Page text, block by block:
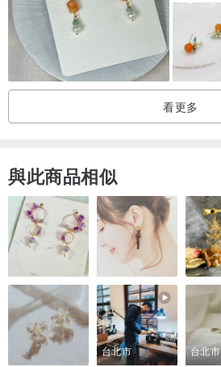
看更多
與此商品相似
台北市 台北市